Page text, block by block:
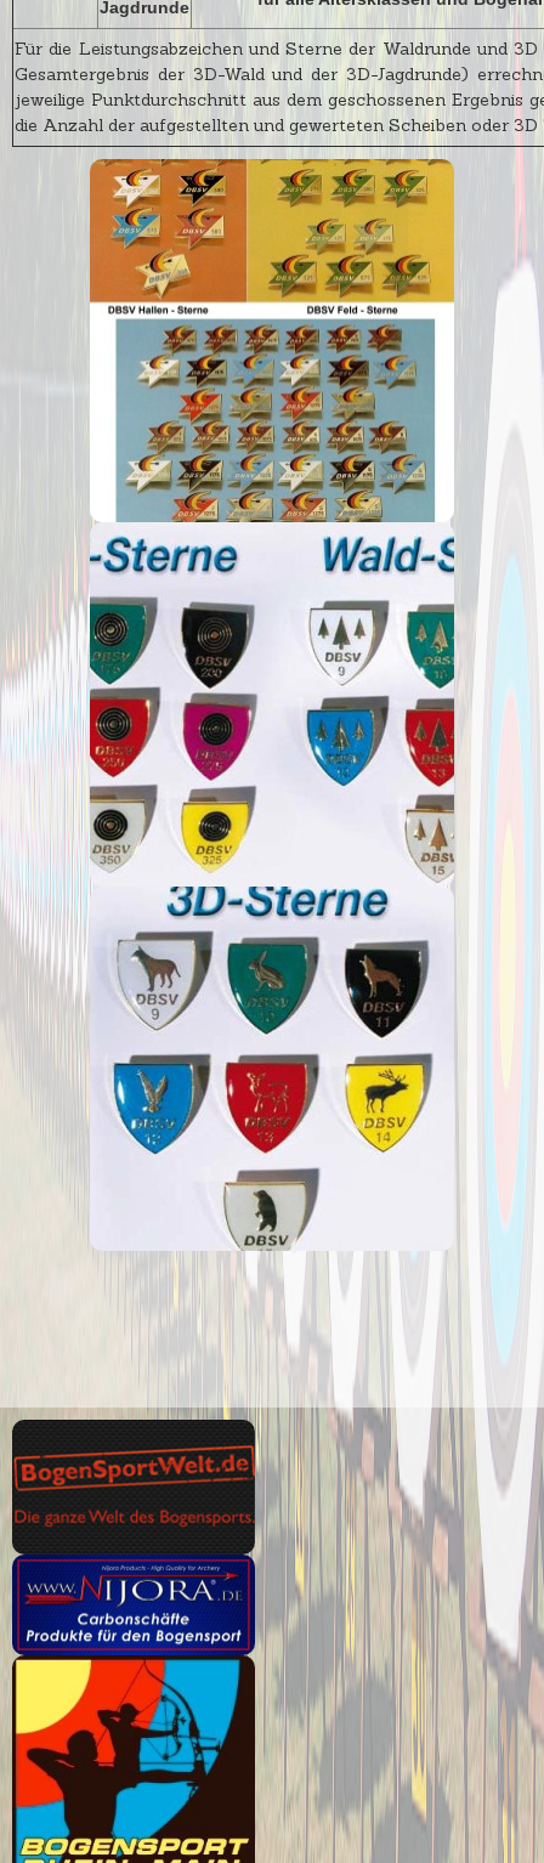
Jagdrunde
Für die Leistungsabzeichen und Sterne der Waldrunde und
Gesamtergebnis der 3D-Wald und der 3D-Jagdrunde)
jeweilige Punktdurchschnitt aus dem geschossenen Ergebnis
die Anzahl der aufgestellten und gewerteten Scheiben oder 3D